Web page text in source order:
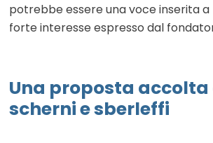
potrebbe essere una voce inserita a
forte interesse espresso dal
Una proposta accolta
scherni e sberleffi